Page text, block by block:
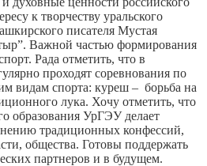
к творчеству уральского
писателя Мустая
Важной частью формирования
Рада отметить, что в
проходят соревнования по
видам спорта: куреш – борьба на
лука. Хочу отметить, что
образования УрГЭУ делает
традиционных конфессий,
общества. Готовы поддержать
партнеров и в будущем.